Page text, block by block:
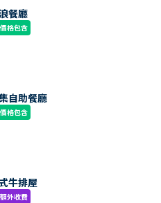
餐廳
價格包含
自助餐廳
價格包含
牛排屋
額外收費